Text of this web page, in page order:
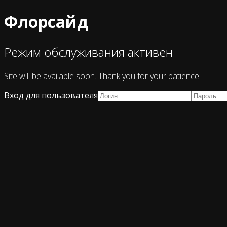
Флорсайд
Режим обслуживания активен
Site will be available soon. Thank you for your patience!
Вход для пользователя